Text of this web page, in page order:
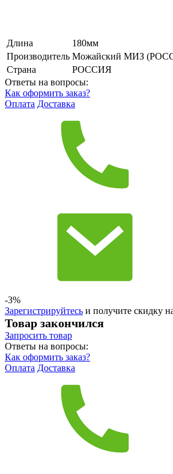
Длина
180мм
Производитель Можайский МИЗ
Страна
РОССИЯ
Ответы на вопросы:
Как оформить заказ?
Оплата Доставка
-3%
Зарегистрируйтесь и получите скидку
Товар закончился
Запросить товар
Ответы на вопросы:
Как оформить заказ?
Оплата Доставка